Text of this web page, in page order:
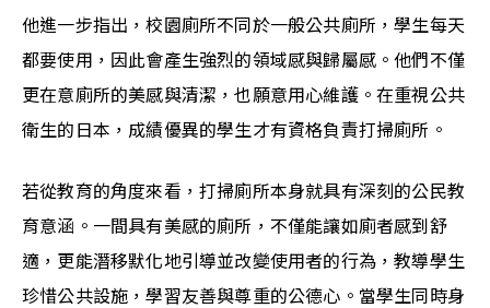
他進一步指出，校園廁所不同於一般公共廁所，學生每天
都要使用，因此會產生強烈的領域感與歸屬感。他們不僅
更在意廁所的美感與清潔，也願意用心維護。在重視公共
衛生的日本，成績優異的學生才有資格負責打掃廁所。
若從教育的角度來看，打掃廁所本身就具有深刻的公民教
育意涵。一間具有美感的廁所，不僅能讓如廁者感到舒
適，更能潛移默化地引導並改變使用者的行為，教導學生
珍惜公共設施，學習友善與尊重的公德心。當學生同時身